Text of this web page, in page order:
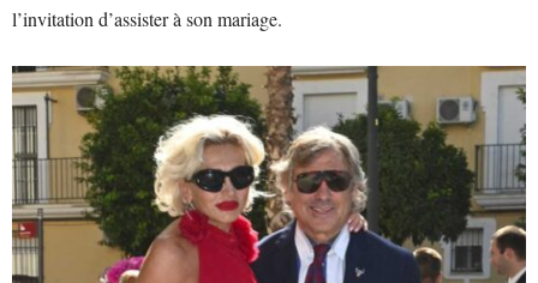
l’invitation d’assister à son mariage.